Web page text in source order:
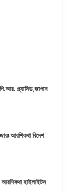
প্ল্যাসিড,জাপান
আরশিকথা বিদেশ
আরশিকথা হাইলাইটস